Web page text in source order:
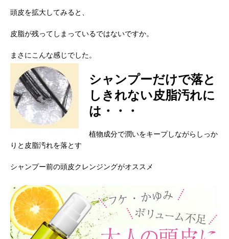
頭皮を拡大してみると、
皮脂が残ってしまっているではないですか。
まさにこんな感じでした。
シャンプーだけで落と
しきれない皮脂汚れに
は・・・
植物成分で潤いをキープしながらしっか
りと皮脂汚れを落とす
シャンプー前の頭皮クレンジングがオススメ